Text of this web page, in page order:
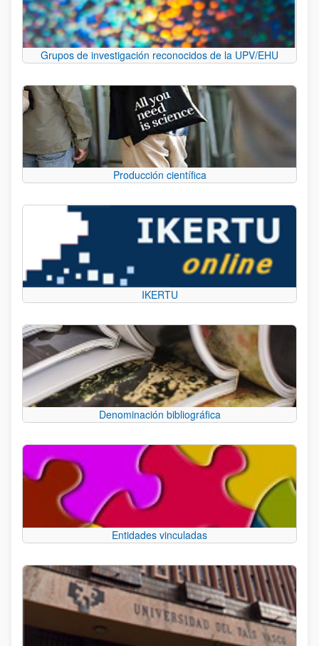
Grupos de investigación reconocidos de la UPV/EHU
Producción científica
IKERTU
Denominación bibliográfica
Entidades vinculadas